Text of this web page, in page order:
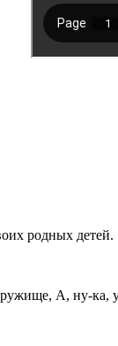
родных детей.
А, ну-